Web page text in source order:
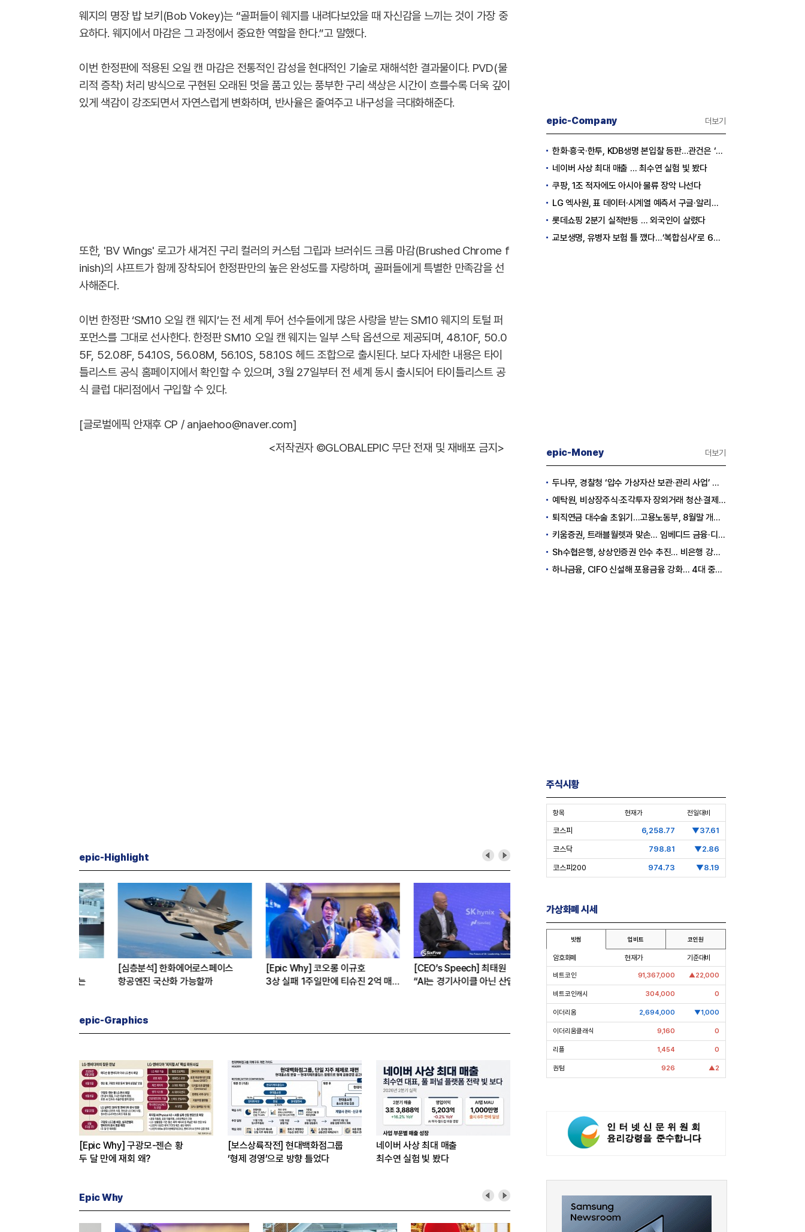
웨지의 명장 밥 보키(Bob Vokey)는 “골퍼들이 웨지를 내려다보았을 때 자신감을 느끼는 것이 가장 중
요하다. 웨지에서 마감은 그 과정에서 중요한 역할을 한다.”고 말했다.
이번 한정판에 적용된 오일 캔 마감은 전통적인 감성을 현대적인 기술로 재해석한 결과물이다. PVD(물
리적 증착) 처리 방식으로 구현된 오래된 멋을 품고 있는 풍부한 구리 색상은 시간이 흐를수록 더욱 깊이
있게 색감이 강조되면서 자연스럽게 변화하며, 반사율은 줄여주고 내구성을 극대화해준다.
또한, 'BV Wings' 로고가 새겨진 구리 컬러의 커스텀 그립과 브러쉬드 크롬 마감(Brushed Chrome f
inish)의 샤프트가 함께 장착되어 한정판만의 높은 완성도를 자랑하며, 골퍼들에게 특별한 만족감을 선
사해준다.
이번 한정판 ‘SM10 오일 캔 웨지’는 전 세계 투어 선수들에게 많은 사랑을 받는 SM10 웨지의 토털 퍼
포먼스를 그대로 선사한다. 한정판 SM10 오일 캔 웨지는 일부 스탁 옵션으로 제공되며, 48.10F, 50.0
5F, 52.08F, 54.10S, 56.08M, 56.10S, 58.10S 헤드 조합으로 출시된다. 보다 자세한 내용은 타이
틀리스트 공식 홈페이지에서 확인할 수 있으며, 3월 27일부터 전 세계 동시 출시되어 타이틀리스트 공
식 클럽 대리점에서 구입할 수 있다.
[글로벌에픽 안재후 CP / anjaehoo@naver.com]
<저작권자 ©GLOBALEPIC 무단 전재 및 재배포 금지>
epic-Highlight
[심층분석] 한화에어로스페이스
항공엔진 국산화 가능할까
[Epic Why] 코오롱 이규호
3상 실패 1주일만에 티슈진 2억 매
[CEO’s Speech] 최태원
“AI는 경기사이클 아닌 산업진화 그
[심층분석] 포스코, 트리플 코어 투자
16조7천억원 투자 재원 마련 전략
[Epic Why] 한화, KAI 지분 왜 사들
일까
epic-Graphics
[Epic Why] 구광모-젠슨 황
두 달 만에 재회 왜?
[보스상륙작전] 현대백화점그룹
‘형제 경영’으로 방향 틀었다
네이버 사상 최대 매출
최수연 실험 빛 봤다
Epic Why
epic-Company 더보기
한화·흥국·한투, KDB생명 본입찰 등판…관건은 ‘산은 증자 규모’
네이버 사상 최대 매출 … 최수연 실험 빛 봤다
쿠팡, 1조 적자에도 아시아 물류 장악 나선다
LG 엑사원, 표 데이터·시계열 예측서 구글·알리바바 제쳤다
롯데쇼핑 2분기 실적반등 … 외국인이 살렸다
교보생명, 유병자 보험 틀 깼다…‘복합심사’로 6개월 독점권 획득
epic-Money 더보기
두나무, 경찰청 ‘압수 가상자산 보관·관리 사업’ 최종 낙찰
예탁원, 비상장주식·조각투자 장외거래 청산·결제 인프라 구축 착수
퇴직연금 대수술 초읽기…고용노동부, 8월말 개정안 발표
키움증권, 트래블월렛과 맞손… 임베디드 금융·디지털 자산 신사업 추진
Sh수협은행, 상상인증권 인수 추진… 비은행 강화 ‘금융그룹’ 도약 발판
하나금융, CIFO 신설해 포용금융 강화… 4대 중심축 중심 상반기 목표 60% 달성
주식시황
항목 현재가 전일대비
코스피 6,258.77 ▼37.61
코스닥 798.81 ▼2.86
코스피200 974.73 ▼8.19
가상화폐 시세
빗썸 업비트 코인원
암호화폐 현재가 기준대비
비트코인 91,367,000 ▲22,000
비트코인캐시 304,000 0
이더리움 2,694,000 ▼1,000
이더리움클래식 9,160 0
리플 1,454 0
퀀텀 926 ▲2